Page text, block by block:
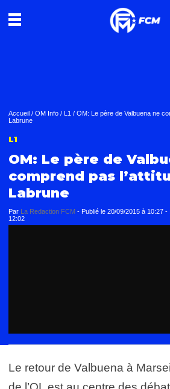
Accueil / OM Info / L1 / OM: Le père de Valbuena ne
Labrune
L1
OM: Le père de
comprend pas
Labrune
Par La Redaction FCM - Publié le 20/09/2015 à 10:27 -
12:02
Le retour de Valbuena à